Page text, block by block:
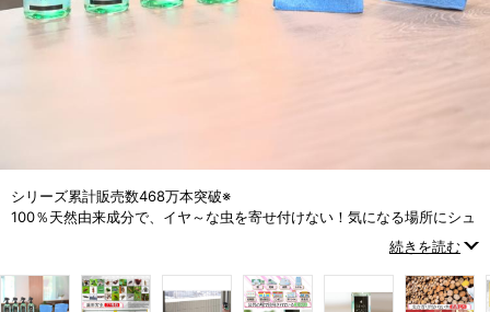
シリーズ累計販売数468万本突破※
100％天然由来成分で、イヤ～な虫を寄せ付けない！気になる場所にシュ
続きを読む